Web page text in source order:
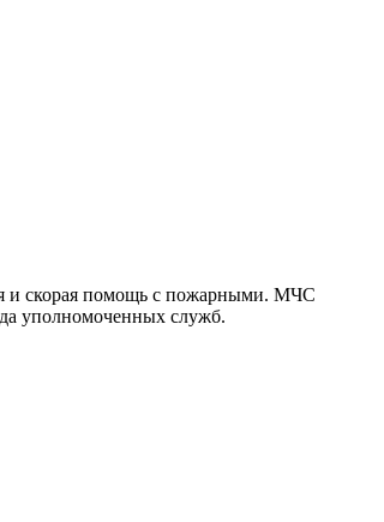
и скорая помощь с пожарными. МЧС
уполномоченных служб.